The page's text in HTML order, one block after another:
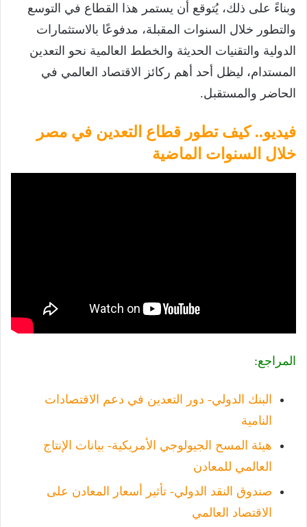
وبناءً على ذلك، يُتوقع أن يستمر هذا القطاع في التوسع
والتطور خلال السنوات المقبلة، مدفوعًا بالاستثمارات
الدولية والتقنيات الحديثة والخطط العالمية نحو التعدين
المستدام، ليظل أحد أهم ركائز الاقتصاد العالمي في
الحاضر والمستقبل.
فيديو.. كيف تطور قطاع التعدين في مصر
خلال السنوات الماضية
المراجع:
البنك الدولي- دور التعدين في دعم الاقتصادات
النامية
هيئة المسح الجيولوجي الأمريكية- بيانات الإنتاج
العالمي للمعادن
صندوق النقد الدولي- تأثير أسعار المعادن على
الاقتصاد العالمي